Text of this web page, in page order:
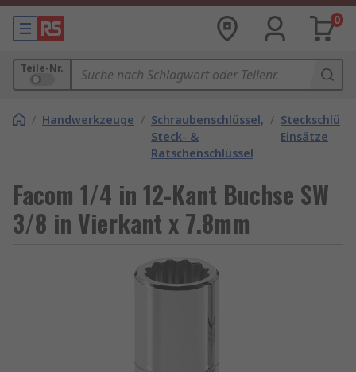
0
Teile-Nr.
/ Handwerkzeuge / Schraubenschlüssel,
Steck- &
Ratschenschlüssel
/
Einsätze
Facom 1/4 in 12-Kant Buchse SW
3/8 in Vierkant x 7.8mm